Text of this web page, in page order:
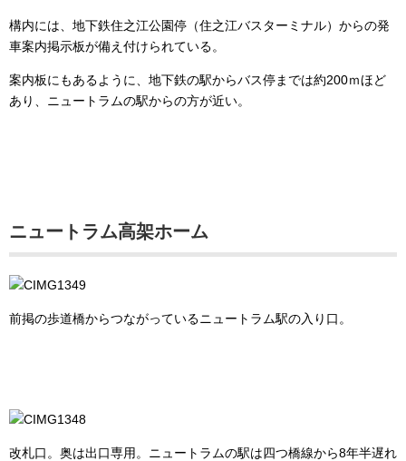
構内には、地下鉄住之江公園停（住之江バスターミナル）からの発
車案内掲示板が備え付けられている。
案内板にもあるように、地下鉄の駅からバス停までは約200ｍほど
あり、ニュートラムの駅からの方が近い。
ニュートラム高架ホーム
前掲の歩道橋からつながっているニュートラム駅の入り口。
改札口。奥は出口専用。ニュートラムの駅は四つ橋線から8年半遅れ